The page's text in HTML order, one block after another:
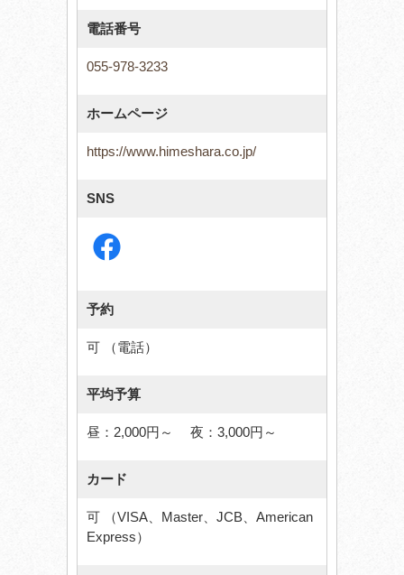
電話番号
055-978-3233
ホームページ
https://www.himeshara.co.jp/
SNS
予約
可 （電話）
平均予算
昼：2,000円～ 夜：3,000円～
カード
可 （VISA、Master、JCB、American
Express）